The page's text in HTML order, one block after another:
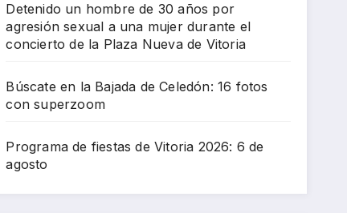
Detenido un hombre de 30 años por
agresión sexual a una mujer durante el
concierto de la Plaza Nueva de Vitoria
Búscate en la Bajada de Celedón: 16 fotos
con superzoom
Programa de fiestas de Vitoria 2026: 6 de
agosto